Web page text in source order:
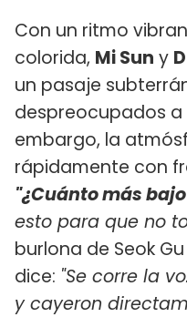
Con un ritmo
colorida, Mi Sun y
un pasaje
despreocupados a
embargo, la
rápidamente con
"¿Cuánto más
esto para que no
burlona de Seok
dice: "Se corre la
y cayeron